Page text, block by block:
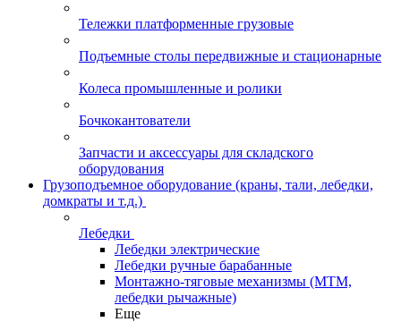
Тележки платформенные грузовые
Подъемные столы передвижные и стационарные
Колеса промышленные и ролики
Бочкокантователи
Запчасти и аксессуары для складского
оборудования
Грузоподъемное оборудование (краны, тали, лебедки,
домкраты и т.д.)
Лебедки
Лебедки электрические
Лебедки ручные барабанные
Монтажно-тяговые механизмы (МТМ,
лебедки рычажные)
Еще